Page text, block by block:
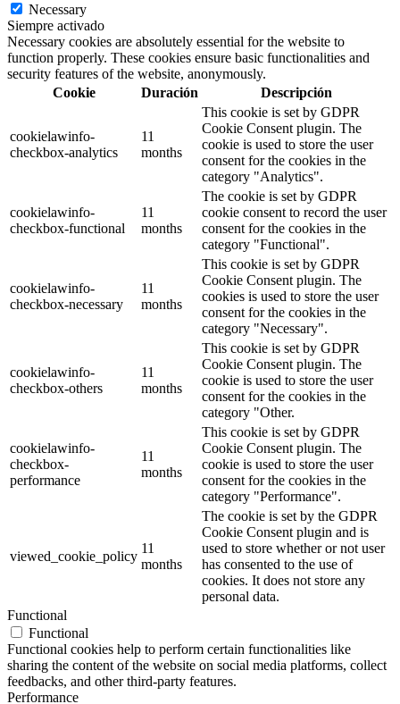
Necessary
Siempre activado
Necessary cookies are absolutely essential for the website to
function properly. These cookies ensure basic functionalities and
security features of the website, anonymously.
Cookie
Duración Descripción
cookielawinfo-
checkbox-analytics
11
months
This cookie is set by GDPR
Cookie Consent plugin. The
cookie is used to store the user
consent for the cookies in the
category "Analytics".
cookielawinfo-
checkbox-functional
11
months
The cookie is set by GDPR
cookie consent to record the user
consent for the cookies in the
category "Functional".
cookielawinfo-
checkbox-necessary
11
months
This cookie is set by GDPR
Cookie Consent plugin. The
cookies is used to store the user
consent for the cookies in the
category "Necessary".
cookielawinfo-
checkbox-others
11
months
This cookie is set by GDPR
Cookie Consent plugin. The
cookie is used to store the user
consent for the cookies in the
category "Other.
cookielawinfo-
checkbox-
performance
11
months
This cookie is set by GDPR
Cookie Consent plugin. The
cookie is used to store the user
consent for the cookies in the
category "Performance".
viewed_cookie_policy
11
months
The cookie is set by the GDPR
Cookie Consent plugin and is
used to store whether or not user
has consented to the use of
cookies. It does not store any
personal data.
Functional
Functional
Functional cookies help to perform certain functionalities like
sharing the content of the website on social media platforms, collect
feedbacks, and other third-party features.
Performance